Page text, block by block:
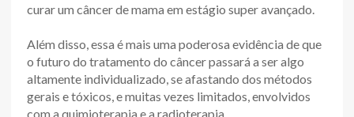
curar um câncer de mama em estágio super avançado.
Além disso, essa é mais uma poderosa evidência de que
o futuro do tratamento do câncer passará a ser algo
altamente individualizado, se afastando dos métodos
gerais e tóxicos, e muitas vezes limitados, envolvidos
com a quimioterapia e a radioterapia.